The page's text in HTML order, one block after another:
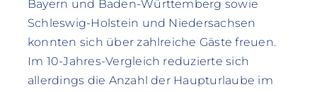
Bayern und Baden-Württemberg sowie
Schleswig-Holstein und Niedersachsen
konnten sich über zahlreiche Gäste freuen.
Im 10-Jahres-Vergleich reduzierte sich
allerdings die Anzahl der Haupturlaube im